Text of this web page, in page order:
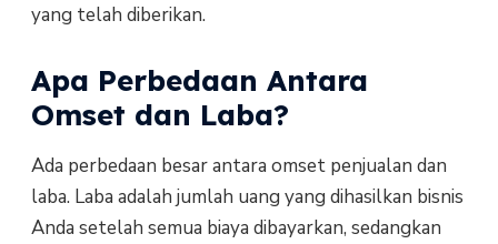
yang telah diberikan.
Apa Perbedaan Antara
Omset dan Laba?
Ada perbedaan besar antara omset penjualan dan
laba. Laba adalah jumlah uang yang dihasilkan bisnis
Anda setelah semua biaya dibayarkan, sedangkan